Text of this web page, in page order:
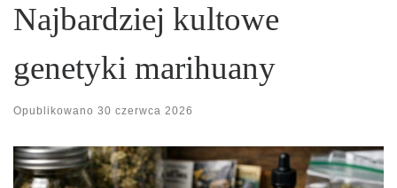
Najbardziej kultowe
genetyki marihuany
Opublikowano 30 czerwca 2026